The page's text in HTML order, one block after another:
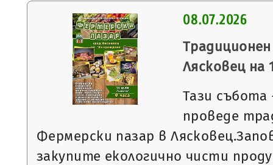
08.07.2026
Лясковец на
Тази събота
проведе
Фермерски пазар в
закупите екологично чисти